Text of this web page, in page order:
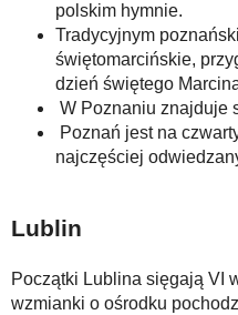
polskim hymnie.
Tradycyjnym
świętomarcińskie,
dzień świętego
W Poznaniu znajduje
Poznań jest na
najczęściej
Lublin
Początki Lublina sięgają VI
wzmianki o ośrodku